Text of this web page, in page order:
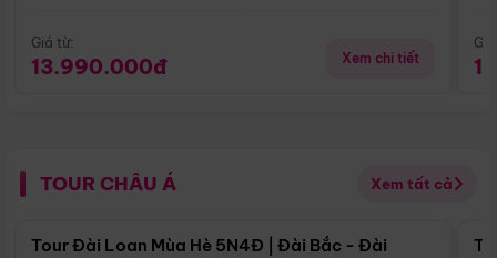
Giá từ:
13.990.000đ Xem chi tiết
TOUR CHÂU Á Xem tất cả
Điểm nổi bật
Tour Đài Loan Mùa Hè 5N4Đ | Đài Bắc - Đài